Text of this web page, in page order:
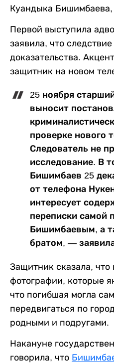
Куандыка Бишимбаева,
Первой выступила
заявила, что
доказательства.
защитник на новом
25 ноября
выносит
проверке нового
Следователь не
исследование. В
Бишимбаев 25
от телефона
интересует
переписки самой
Бишимбаевым, а
братом, —
Защитник сказала, что
фотографии, которые
что погибшая могла
передвигаться по
родными и подругами.
Накануне
говорила, что